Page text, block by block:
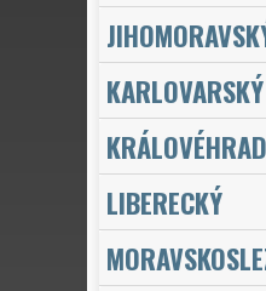
KARLOVARSKÝ
LIBERECKÝ